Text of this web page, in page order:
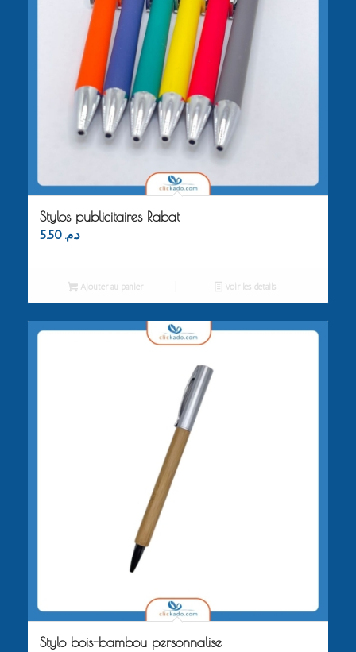
Stylos publicitaires Rabat
د.م. 5.50
Ajouter au panier Voir les détails
Stylo bois-bambou personnalise